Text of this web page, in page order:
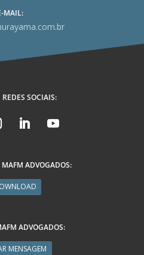
MAIL:
SOCIAIS:
ADVOGADOS:
ADVOGADOS:
MENSAGEM